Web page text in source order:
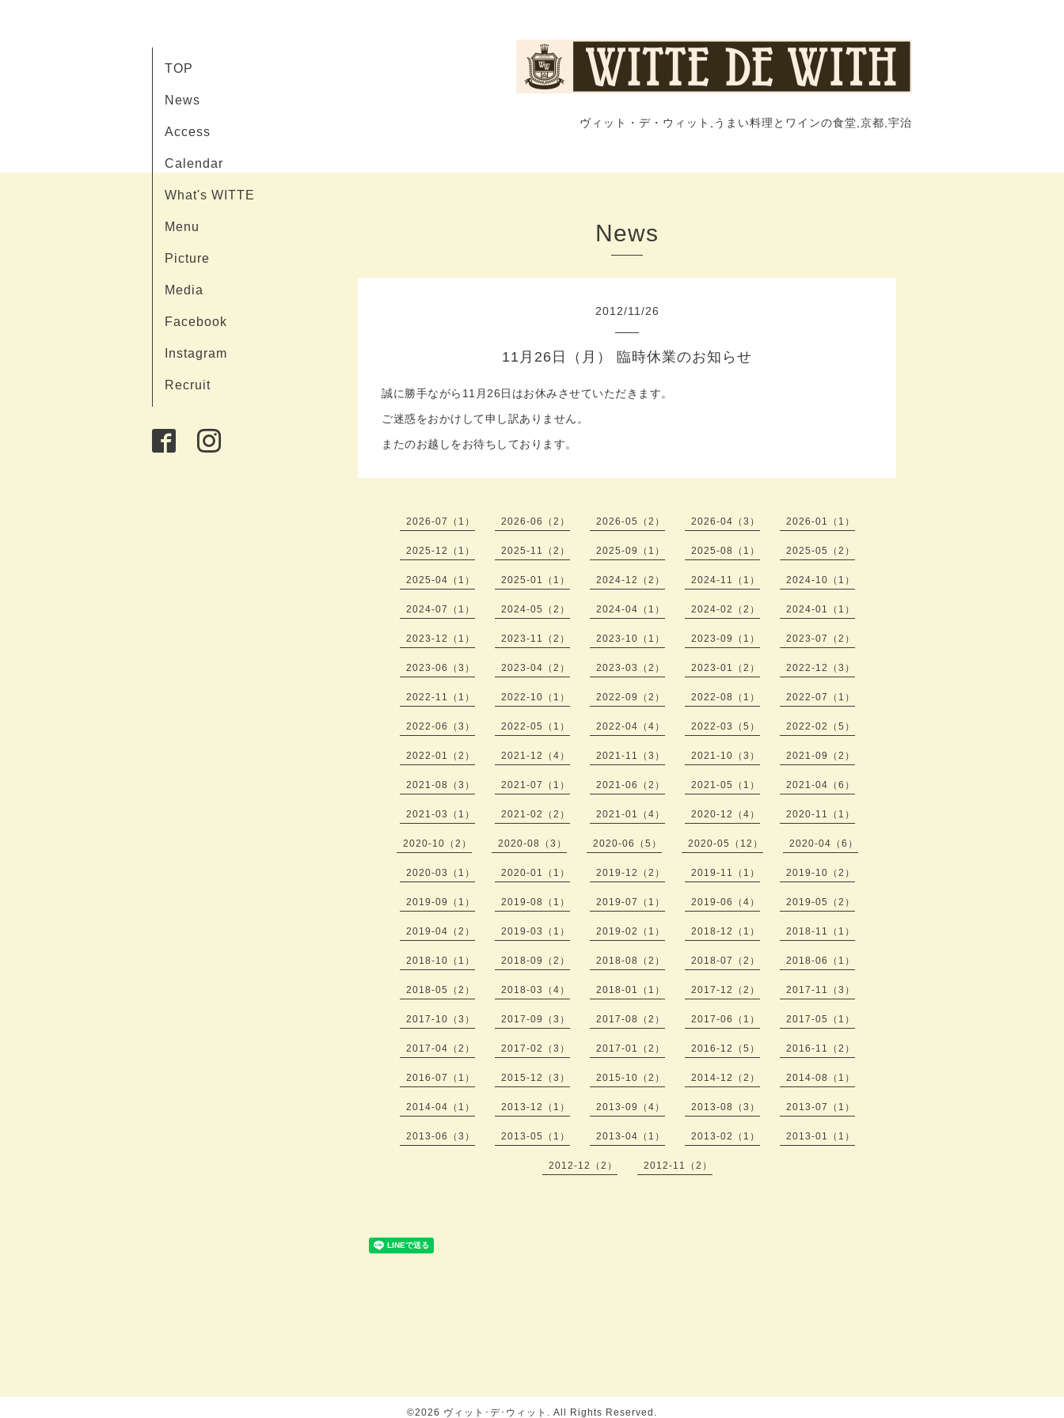
ヴィット・デ・ウィット,うまい料理とワインの食堂,京都,宇治
TOP
News
Access
Calendar
What's WITTE
Menu
Picture
Media
Facebook
Instagram
Recruit
News
2012/11 /26
11月26日（月） 臨時休業のお知らせ
誠に勝手ながら11月26日はお休みさせていただきます。
ご迷惑をおかけして申し訳ありません。
またのお越しをお待ちしております。
2026-07（1） 2026-06（2） 2026-05（2） 2026-04（3） 2026-01（1）
2025-12（1） 2025-11（2） 2025-09（1） 2025-08（1） 2025-05（2）
2025-04（1） 2025-01（1） 2024-12（2） 2024-11（1） 2024-10（1）
2024-07（1） 2024-05（2） 2024-04（1） 2024-02（2） 2024-01（1）
2023-12（1） 2023-11（2） 2023-10（1） 2023-09（1） 2023-07（2）
2023-06（3） 2023-04（2） 2023-03（2） 2023-01（2） 2022-12（3）
2022-11（1） 2022-10（1） 2022-09（2） 2022-08（1） 2022-07（1）
2022-06（3） 2022-05（1） 2022-04（4） 2022-03（5） 2022-02（5）
2022-01（2） 2021-12（4） 2021-11（3） 2021-10（3） 2021-09（2）
2021-08（3） 2021-07（1） 2021-06（2） 2021-05（1） 2021-04（6）
2021-03（1） 2021-02（2） 2021-01（4） 2020-12（4） 2020-11（1）
2020-10（2） 2020-08（3） 2020-06（5） 2020-05（12） 2020-04（6）
2020-03（1） 2020-01（1） 2019-12（2） 2019-11（1） 2019-10（2）
2019-09（1） 2019-08（1） 2019-07（1） 2019-06（4） 2019-05（2）
2019-04（2） 2019-03（1） 2019-02（1） 2018-12（1） 2018-11（1）
2018-10（1） 2018-09（2） 2018-08（2） 2018-07（2） 2018-06（1）
2018-05（2） 2018-03（4） 2018-01（1） 2017-12（2） 2017-11（3）
2017-10（3） 2017-09（3） 2017-08（2） 2017-06（1） 2017-05（1）
2017-04（2） 2017-02（3） 2017-01（2） 2016-12（5） 2016-11（2）
2016-07（1） 2015-12（3） 2015-10（2） 2014-12（2） 2014-08（1）
2014-04（1） 2013-12（1） 2013-09（4） 2013-08（3） 2013-07（1）
2013-06（3） 2013-05（1） 2013-04（1） 2013-02（1） 2013-01（1）
2012-12（2） 2012-11（2）
©2026 ヴィット･デ･ウィット . All Rights Reserved.